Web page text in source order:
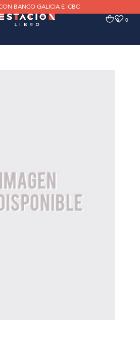
BANCO GALICIA E ICBC
0 0